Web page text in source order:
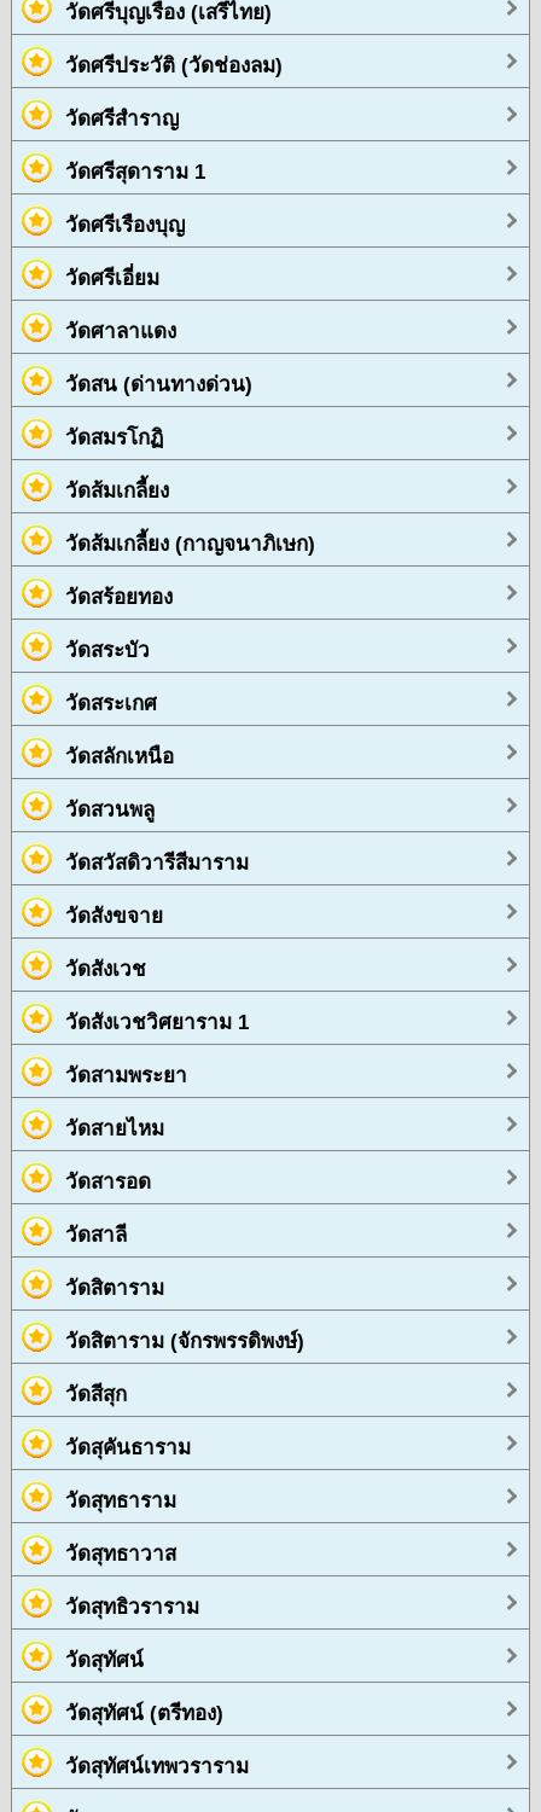
วัดศรีบุญเรือง (เสรีไทย)
วัดศรีประวัติ (วัดช่องลม)
วัดศรีสำราญ
วัดศรีสุดาราม 1
วัดศรีเรืองบุญ
วัดศรีเอี่ยม
วัดศาลาแดง
วัดสน (ด่านทางด่วน)
วัดสมรโกฏิ
วัดส้มเกลี้ยง
วัดส้มเกลี้ยง (กาญจนาภิเษก)
วัดสร้อยทอง
วัดสระบัว
วัดสระเกศ
วัดสลักเหนือ
วัดสวนพลู
วัดสวัสดิวารีสีมาราม
วัดสังขจาย
วัดสังเวช
วัดสังเวชวิศยาราม 1
วัดสามพระยา
วัดสายไหม
วัดสารอด
วัดสาลี
วัดสิตาราม
วัดสิตาราม (จักรพรรดิพงษ์)
วัดสีสุก
วัดสุคันธาราม
วัดสุทธาราม
วัดสุทธาวาส
วัดสุทธิวราราม
วัดสุทัศน์
วัดสุทัศน์ (ตรีทอง)
วัดสุทัศน์เทพวราราม